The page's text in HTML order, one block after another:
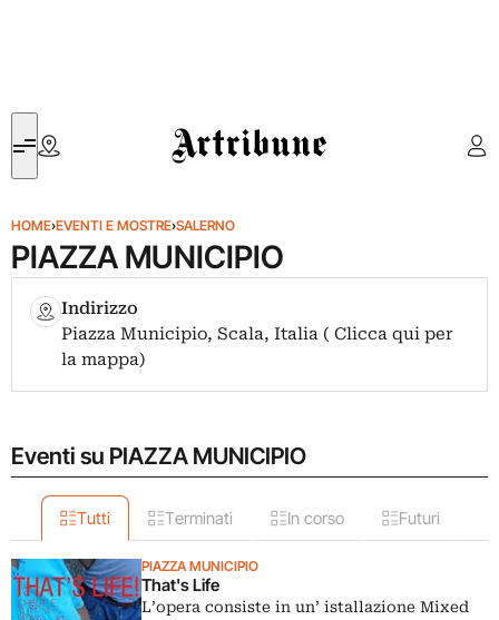
Artribune
HOME›EVENTI E MOSTRE›SALERNO
PIAZZA MUNICIPIO
Indirizzo
Piazza Municipio, Scala, Italia ( Clicca qui per
la mappa)
Eventi su PIAZZA MUNICIPIO
Tutti Terminati In corso Futuri
PIAZZA MUNICIPIO
That's Life
L’opera consiste in un’ istallazione Mixed